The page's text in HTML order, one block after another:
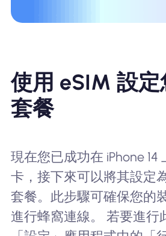
使用 eSIM 設
套餐
現在您已成功在 iPhone 14
卡，接下來可以將其設定
套餐。此步驟可確保您的
進行蜂窩連線。 若要進行